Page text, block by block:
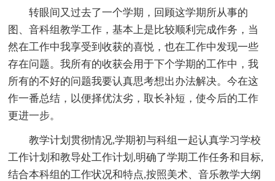
转眼间又过去了一个学期，回顾这学期所从事的
图、音科组教学工作，基本上是比较顺利完成作务，当
然在工作中我享受到收获的喜悦，也在工作中发现一些
存在问题。我所有的收获会用于下个学期的工作中，我
所有的不好的问题我要认真思考想出办法解决。今在这
作一番总结，以便择优汰劣，取长补短，使今后的工作
更进一步。
教学计划贯彻情况,学期初与科组一起认真学习学校
工作计划和教导处工作计划,明确了学期工作任务和目标,
结合本科组的工作状况和特点,按照美术、音乐教学大纲